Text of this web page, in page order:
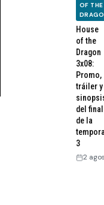
OF THE
House
of the
Dragon
3x08:
Promo,
tráiler y
del final
de la
3
2